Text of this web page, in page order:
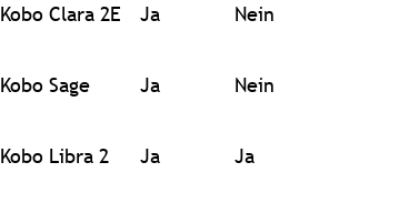
Kobo Clara 2E Ja Nein
Kobo Sage Ja Nein
Kobo Libra 2 Ja Ja